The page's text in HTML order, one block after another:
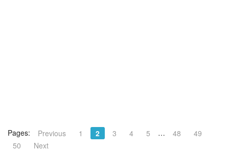
Pages: Previous 1 2 3 4 5 … 48
49
50
Next